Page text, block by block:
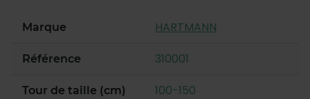
Marque HARTMANN
Référence 310001
Tour de taille (cm) 100-150